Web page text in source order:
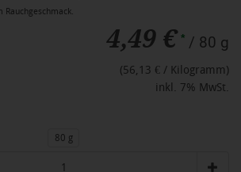
4,49 € * / 80 g
(56,13 € / Kilogramm)
inkl. 7% MwSt.
80 g